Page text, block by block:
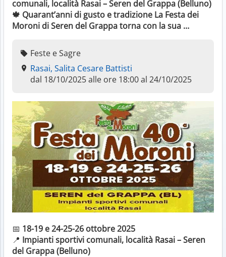
comunali, località Rasai – Seren del Grappa (Belluno)
🍁 Quarant’anni di gusto e tradizione La Festa dei
Moroni di Seren del Grappa torna con la sua …
Feste e Sagre
Rasai, Salita Cesare Battisti
dal 18/10/2025 alle ore 18:00 al 24/10/2025
📅 18-19 e 24-25-26 ottobre 2025
📍 Impianti sportivi comunali, località Rasai – Seren
del Grappa (Belluno)